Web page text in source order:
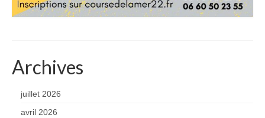
Archives
juillet 2026
avril 2026